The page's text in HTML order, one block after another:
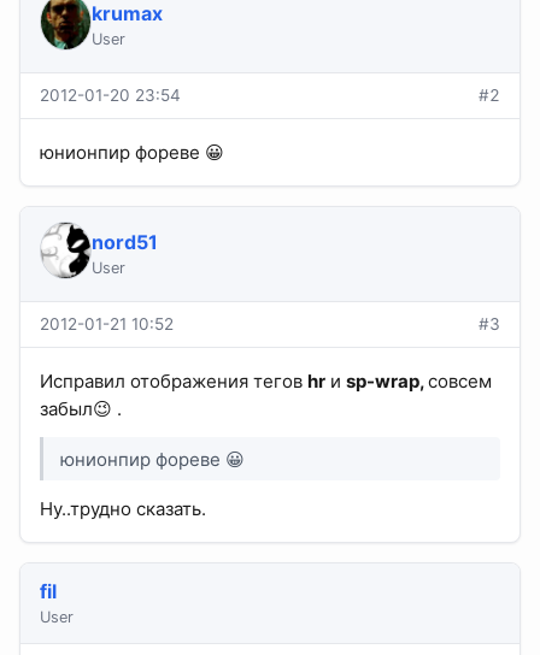
krumax
User
2012-01-20 23:54 #2
юнионпир фореве 😀
nord51
User
2012-01-21 10:52 #3
Исправил отображения тегов hr и sp-wrap,совсем
забыл😉 .
юнионпир фореве 😀
Ну..трудно сказать.
fil
User